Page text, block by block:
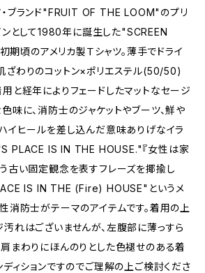
ブランド"FRUIT OF THE LOOM"のプリ
ンとして1980年に誕生した"SCREEN
頃のアメリカ製Ｔシャツ。薄手でドライ
ざわりのコットン×ポリエステル(50/50)
と経年によりフェードしたマットなセージ
味に、消防士のジャケットやブーツ、鮮や
イヒールを差し込んだ意味ありげなイラ
PLACE IS IN THE HOUSE."『女性は家
古い固定観念を表すフレーズを揶揄し
IS IN THE (Fire) HOUSE"というメ
消防士がテーマのアイテムです。着用の上
れはございませんが、左腹部に薄っすら
まわりにほんのりとした色褪せのある着
ィションですのでご理解の上ご検討くださ